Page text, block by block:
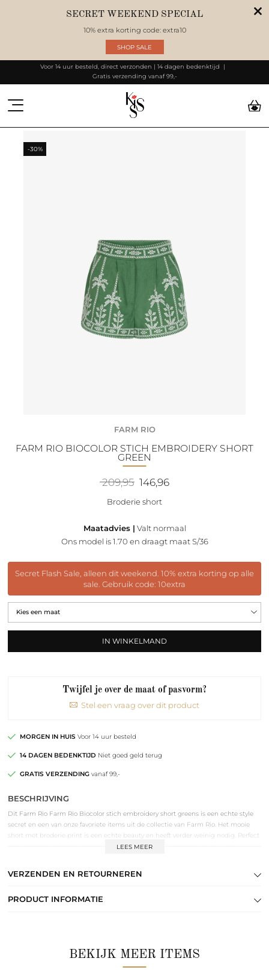
SECRET WEEKEND SPECIAL
10% extra korting code: extra10
SHOP SALE
Voor 14 uur besteld, direct verzonden | 14 dagen bedenktijd
Gratis verzending vanaf 99,-
-30%
FARM RIO
FARM RIO BIOCOLOR STICH EMBROIDERY SHORT
GREEN
209,95 Oorspronkelijke
prijs
was:
146,96Huidige
Broderie short
Maatadvies | Valt normaal
Ons model is 1.70 en draagt maat S/36
Secret Flash Sale, alleen dit weekend. 10% extra korting op alle
sale. Gebruik code: 10extra
IN WINKELMAND
Twijfel je over de maat of pasvorm?
Stel een vraag over dit product
MORGEN IN HUIS Voor 14 uur besteld
14 DAGEN BEDENKTIJD Niet goed geld terug
GRATIS VERZENDINGvanaf 99,-
BESCHRIJVING
Dit Farm Rio Farm Rio Biocolor stich embroidery short greens is een echte style
secret en een van onze favoriete items uit de collectie van Farm Rio. Het mooie
short met broderie print is een echte beauty en heeft verder weinig nodig. Perfect
voor een zomers feestje. Style het shortmet de bijpassende blouse of een basic
LEES MEER
VERZENDEN EN RETOURNEREN
PRODUCT INFORMATIE
BEKIJK MEER ITEMS